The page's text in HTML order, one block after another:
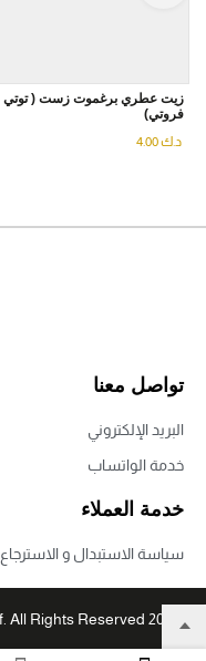
زيت عطري برغموت زست ( توتي
فروتي)
د.ك
تواصل معنا
البريد الإلكتروني
خدمة الواتساب
خدمة العملاء
سياسة الاستبدال و الاسترجاع
© 2022 Zohoor Alreef. All Rights Reserved.